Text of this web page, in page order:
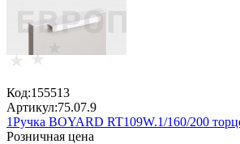
Код:155513
Артикул:75.07.9
1Ручка BOYARD RT109W.1/160/200
Розничная цена